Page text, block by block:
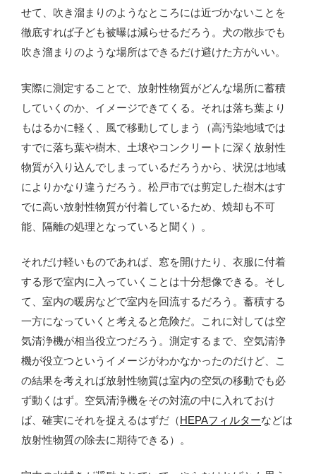
せて、吹き溜まりのようなところには近づかないことを
徹底すれば子ども被曝は減らせるだろう。犬の散歩でも
吹き溜まりのような場所はできるだけ避けた方がいい。
実際に測定することで、放射性物質がどんな場所に蓄積
していくのか、イメージできてくる。それは落ち葉より
もはるかに軽く、風で移動してしまう（高汚染地域では
すでに落ち葉や樹木、土壌やコンクリートに深く放射性
物質が入り込んでしまっているだろうから、状況は地域
によりかなり違うだろう。松戸市では剪定した樹木はす
でに高い放射性物質が付着しているため、焼却も不可
能、隔離の処理となっていると聞く）。
それだけ軽いものであれば、窓を開けたり、衣服に付着
する形で室内に入っていくことは十分想像できる。そし
て、室内の暖房などで室内を回流するだろう。蓄積する
一方になっていくと考えると危険だ。これに対しては空
気清浄機が相当役立つだろう。測定するまで、空気清浄
機が役立つというイメージがわかなかったのだけど、こ
の結果を考えれば放射性物質は室内の空気の移動でも必
ず動くはず。空気清浄機をその対流の中に入れておけ
ば、確実にそれを捉えるはずだ（HEPAフィルターなどは
放射性物質の除去に期待できる）。